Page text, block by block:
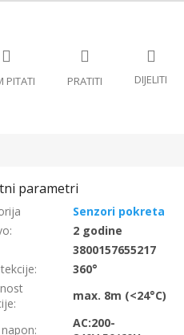
Senzori pokreta
:
2 godine
3800157655217
:
360°
:
max. 8m (<24°C)
:
AC:200-